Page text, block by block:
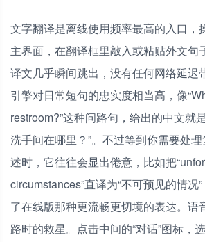
文字翻译是离线使用频率最高的入口，
主界面，在翻译框里敲入或粘贴外文句
译文几乎瞬间跳出，没有任何网络延迟
引擎对日常短句的忠实度相当高，像
restroom?”这种问路句，给出的中文就
洗手间在哪里？”。不过等到你需要处
述时，它往往会显出倦意，比如把
circumstances”直译为“不可预见的情况
了在线版那种更流畅更切境的表达。语
路时的救星。点击中间的“对话”图标，